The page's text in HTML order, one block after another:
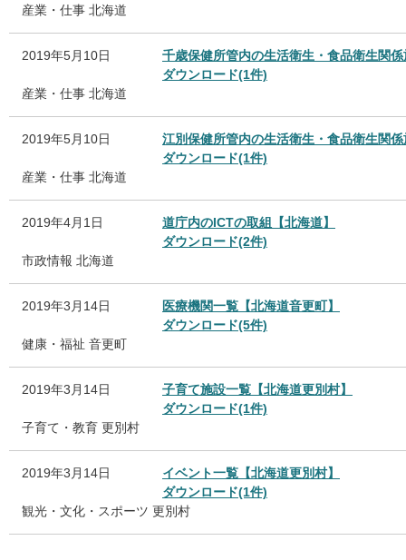
産業・仕事 北海道
2019年5月10日
千歳保健所管内の生活衛生・食品衛生関
ダウンロード(1件)
産業・仕事 北海道
2019年5月10日
江別保健所管内の生活衛生・食品衛生関
ダウンロード(1件)
産業・仕事 北海道
2019年4月1日
道庁内のICTの取組【北海道】
ダウンロード(2件)
市政情報 北海道
2019年3月14日
医療機関一覧【北海道音更町】
ダウンロード(5件)
健康・福祉 音更町
2019年3月14日
子育て施設一覧【北海道更別村】
ダウンロード(1件)
子育て・教育 更別村
2019年3月14日
イベント一覧【北海道更別村】
ダウンロード(1件)
観光・文化・スポーツ 更別村